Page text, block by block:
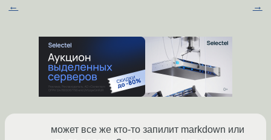
← →
может все же кто-то запилит markdown или